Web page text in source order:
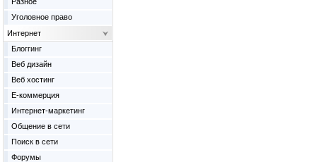
Уголовное право
Интернет
Блоггинг
Веб дизайн
Веб хостинг
Е-коммерция
Интернет-маркетинг
Общение в сети
Поиск в сети
Форумы